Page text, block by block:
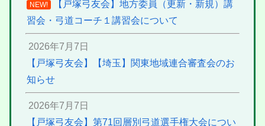
NEW!
【戸塚弓友会】地方委員（更新・新規）講
習会・弓道コーチ１講習会について
2026年7月7日
【戸塚弓友会】【埼玉】関東地域連合審査会のお
知らせ
2026年7月7日
【戸塚弓友会】第71回層別弓道選手権大会につい